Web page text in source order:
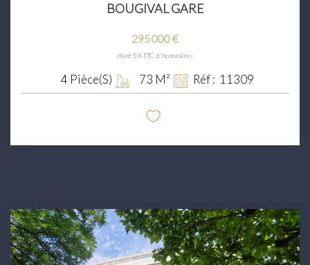
BOUGIVAL GARE
295 000 €
dont 5% TTC d'honoraires
4 Pièce(s) 73 M² Réf : 11309